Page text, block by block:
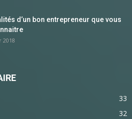
d’un bon entrepreneur que vous
33
32